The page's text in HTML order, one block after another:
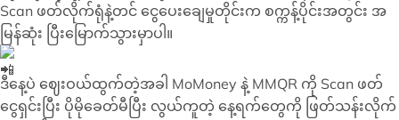
Scan ဖတ်လိုက်ရုံနဲ့တင် ငွေပေးချေမှုတိုင်းက စက္ကန့်ပိုင်းအတွင်း အ
မြန်ဆုံး ပြီးမြောက်သွားမှာပါ။
ဒီနေ့ပဲ ဈေးဝယ်ထွက်တဲ့အခါ MoMoney နဲ့ MMQR ကို Scan ဖတ်
ငွေရှင်းပြီး ပိုမိုခေတ်မီပြီး လွယ်ကူတဲ့ နေ့ရက်တွေကို ဖြတ်သန်းလိုက်